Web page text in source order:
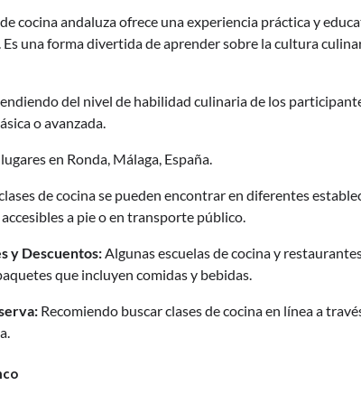
de cocina andaluza ofrece una experiencia práctica y
una forma divertida de aprender sobre la cultura
del nivel de habilidad culinaria de los
o avanzada.
en Ronda, Málaga, España.
de cocina se pueden encontrar en diferentes
a pie o en transporte público.
y Descuentos:Algunas escuelas de cocina y
que incluyen comidas y bebidas.
Recomiendo buscar clases de cocina en línea a